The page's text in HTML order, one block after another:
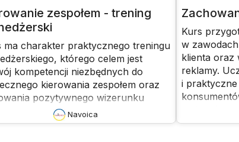
zespołem - trening
ma charakter praktycznego treningu
którego celem jest
kompetencji niezbędnych do
kierowania zespołem oraz
pozytywnego wizerunku
w środowisku
poznają aktualne
Navoica
Kurs
w
klienta oraz
reklamy.
i